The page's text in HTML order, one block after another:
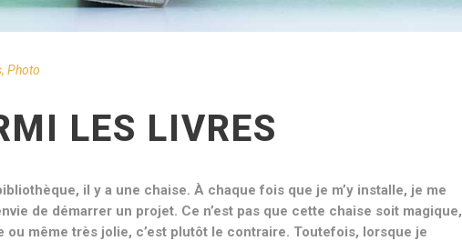
, Photo
LES LIVRES
il y a une chaise. À chaque fois que je m’y installe, je me
de démarrer un projet. Ce n’est pas que cette chaise soit magique,
même très jolie, c’est plutôt le contraire. Toutefois, lorsque je